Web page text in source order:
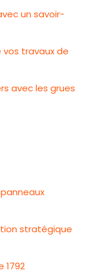
un savoir-
vos travaux de
avec les grues
stratégique
1792